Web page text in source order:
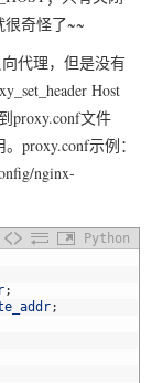
奇怪了~~
代理，但是没有
Host
proxy.conf文件
proxy.conf示例：
nginx-
Python
;
;